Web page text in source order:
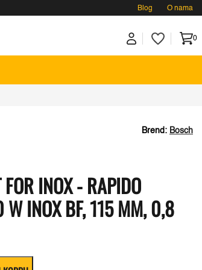
Blog O nama
0
Brend: Bosch
INOX - RAPIDO
INOX BF, 115 MM, 0,8